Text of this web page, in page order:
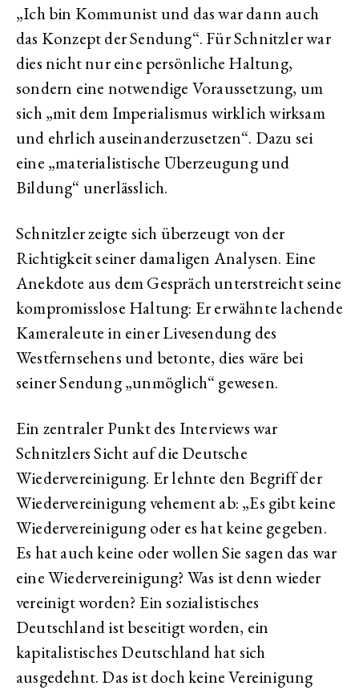
„Ich bin Kommunist und das war dann auch
das Konzept der Sendung“. Für Schnitzler war
dies nicht nur eine persönliche Haltung,
sondern eine notwendige Voraussetzung, um
sich „mit dem Imperialismus wirklich wirksam
und ehrlich auseinanderzusetzen“. Dazu sei
eine „materialistische Überzeugung und
Bildung“ unerlässlich.
Schnitzler zeigte sich überzeugt von der
Richtigkeit seiner damaligen Analysen. Eine
Anekdote aus dem Gespräch unterstreicht seine
kompromisslose Haltung: Er erwähnte lachende
Kameraleute in einer Livesendung des
Westfernsehens und betonte, dies wäre bei
seiner Sendung „unmöglich“ gewesen.
Ein zentraler Punkt des Interviews war
Schnitzlers Sicht auf die Deutsche
Wiedervereinigung. Er lehnte den Begriff der
Wiedervereinigung vehement ab: „Es gibt keine
Wiedervereinigung oder es hat keine gegeben.
Es hat auch keine oder wollen Sie sagen das war
eine Wiedervereinigung? Was ist denn wieder
vereinigt worden? Ein sozialistisches
Deutschland ist beseitigt worden, ein
kapitalistisches Deutschland hat sich
ausgedehnt. Das ist doch keine Vereinigung